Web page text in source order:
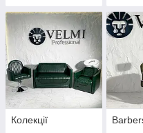
Колекції